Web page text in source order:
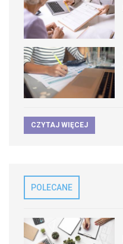
CZYTAJ WIĘCEJ
POLECANE